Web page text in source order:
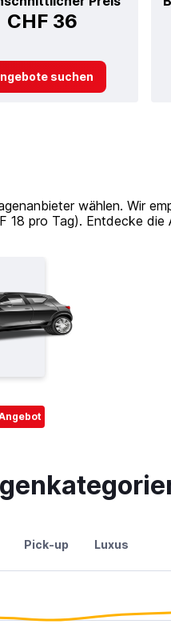
CHF 36
suchen
wählen. Wir
18 pro Tag). Entdecke die
Pick-up Luxus